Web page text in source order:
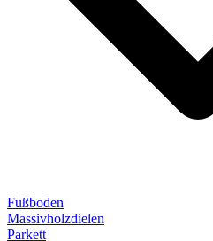
Fußboden
Massivholzdielen
Parkett